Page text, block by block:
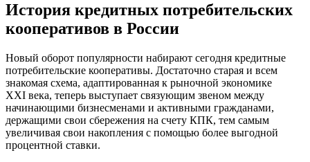
История кредитных потребительских
кооперативов в России
Новый оборот популярности набирают сегодня кредитные
потребительские кооперативы. Достаточно старая и всем
знакомая схема, адаптированная к рыночной экономике
XXI века, теперь выступает связующим звеном между
начинающими бизнесменами и активными гражданами,
держащими свои сбережения на счету КПК, тем самым
увеличивая свои накопления с помощью более выгодной
процентной ставки.